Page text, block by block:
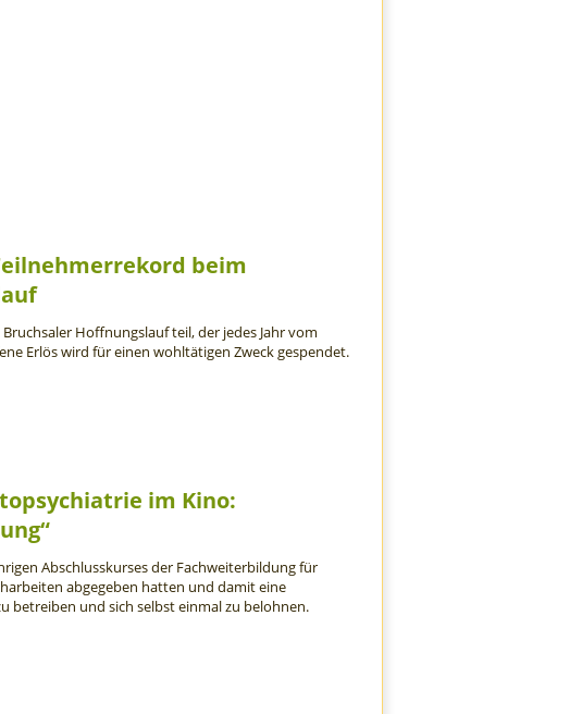
beim
Hoffnungslauf teil, der jedes Jahr vom
Erlös wird für einen wohltätigen Zweck gespendet.
im Kino:
Abschlusskurses der Fachweiterbildung für
abgegeben hatten und damit eine
betreiben und sich selbst einmal zu belohnen.